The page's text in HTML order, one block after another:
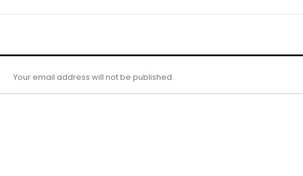
Your email address will not be published.